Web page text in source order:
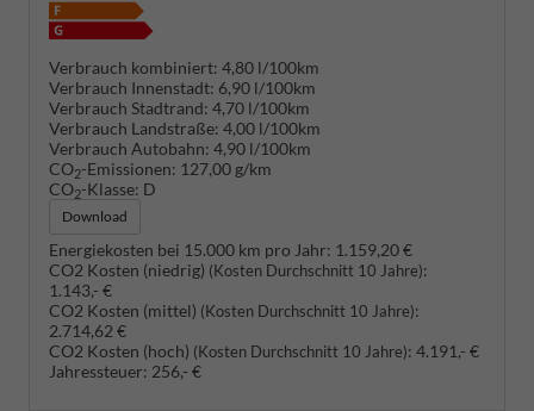
Verbrauch kombiniert: 4,80 l/100km
Verbrauch Innenstadt: 6,90 l/100km
Verbrauch Stadtrand: 4,70 l/100km
Verbrauch Landstraße: 4,00 l/100km
Verbrauch Autobahn: 4,90 l/100km
CO2-Emissionen: 127,00 g/km
CO2-Klasse: D
Download
Energiekosten bei 15.000 km pro Jahr: 1.159,20 €
CO2 Kosten (niedrig) (Kosten Durchschnitt 10 Jahre):
1.143,- €
CO2 Kosten (mittel) (Kosten Durchschnitt 10 Jahre):
2.714,62 €
CO2 Kosten (hoch) (Kosten Durchschnitt 10 Jahre): 4.191,- €
Jahressteuer: 256,- €